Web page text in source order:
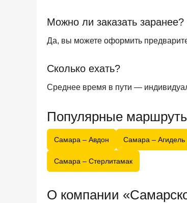
Можно ли заказать заранее?
Да, вы можете оформить
Сколько ехать?
Среднее время в пути —
Популярные
Самара – Авдон Самара – Агидель
Самара – Стерлитамак
О компании